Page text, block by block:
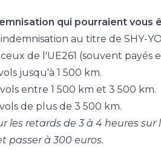
qui pourraient vous
au titre de SHY-
de l'UE261 (souvent
jusqu'à 1 500 km.
entre 1 500 km et 3 500 km.
de plus de 3 500 km.
les retards de 3 à 4 heures
passer à 300 euros.